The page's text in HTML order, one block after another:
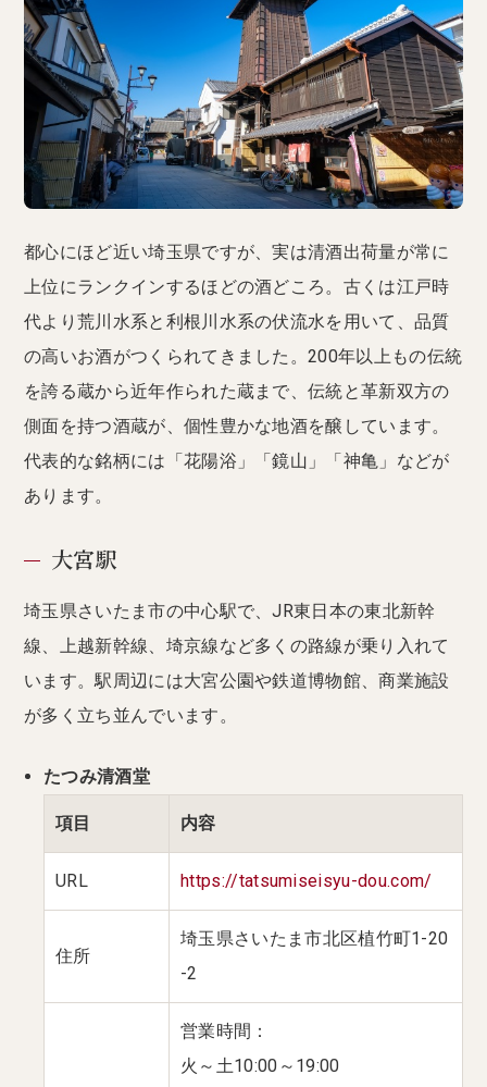
都心にほど近い埼玉県ですが、実は清酒出荷量が常に
上位にランクインするほどの酒どころ。古くは江戸時
代より荒川水系と利根川水系の伏流水を用いて、品質
の高いお酒がつくられてきました。200年以上もの伝統
を誇る蔵から近年作られた蔵まで、伝統と革新双方の
側面を持つ酒蔵が、個性豊かな地酒を醸しています。
代表的な銘柄には「花陽浴」「鏡山」「神亀」などが
あります。
大宮駅
埼玉県さいたま市の中心駅で、JR東日本の東北新幹
線、上越新幹線、埼京線など多くの路線が乗り入れて
います。駅周辺には大宮公園や鉄道博物館、商業施設
が多く立ち並んでいます。
たつみ清酒堂
項目 内容
URL https://tatsumiseisyu-dou.com/
住所
埼玉県さいたま市北区植竹町1-20
-2
営業時間：
火～土10:00～19:00